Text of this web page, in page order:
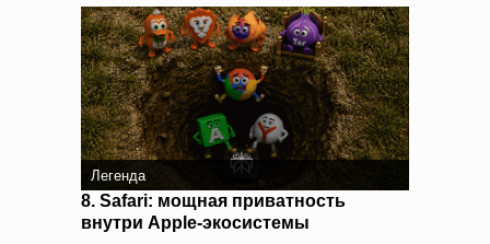
Легенда
8. Safari: мощная приватность
внутри Apple‑экосистемы